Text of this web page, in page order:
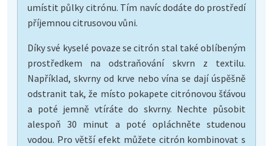
umístit půlky citrónu. Tím navíc dodáte do prostředí
příjemnou citrusovou vůni.
Díky své kyselé povaze se citrón stal také oblíbeným
prostředkem na odstraňování skvrn z textilu.
Například, skvrny od krve nebo vína se dají úspěšně
odstranit tak, že místo pokapete citrónovou šťávou
a poté jemně vtíráte do skvrny. Nechte působit
alespoň 30 minut a poté opláchněte studenou
vodou. Pro větší efekt můžete citrón kombinovat s